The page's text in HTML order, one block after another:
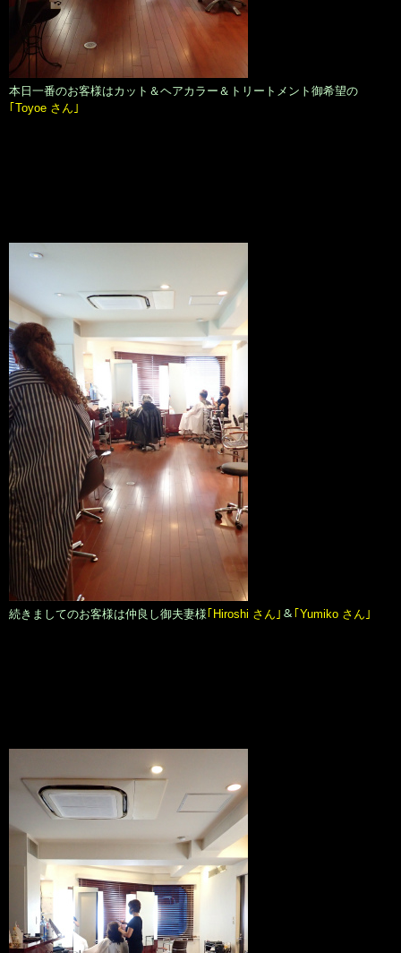
本日一番のお客様はカット＆ヘアカラー＆トリートメント御希望の
｢Toyoe さん｣
続きましてのお客様は仲良し御夫妻様｢Hiroshi さん｣ ＆｢Yumiko さん｣